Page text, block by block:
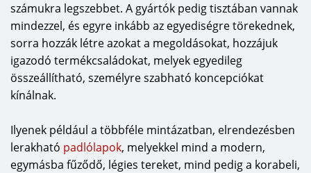
számukra legszebbet. A gyártók pedig tisztában vannak
mindezzel, és egyre inkább az egyediségre törekednek,
sorra hozzák létre azokat a megoldásokat, hozzájuk
igazodó termékcsaládokat, melyek egyedileg
összeállítható, személyre szabható koncepciókat
kínálnak.
Ilyenek például a többféle mintázatban, elrendezésben
lerakható padlólapok, melyekkel mind a modern,
egymásba fűződő, légies tereket, mind pedig a korabeli,